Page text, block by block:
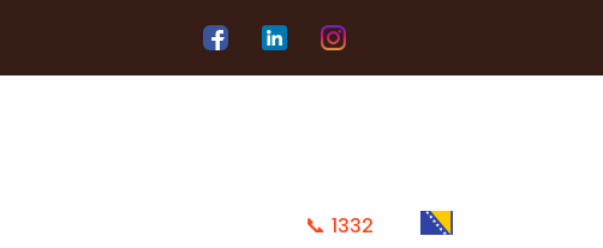
📞 1332